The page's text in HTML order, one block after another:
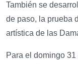
También se
de paso, la prueba
artística de las
Para el domingo